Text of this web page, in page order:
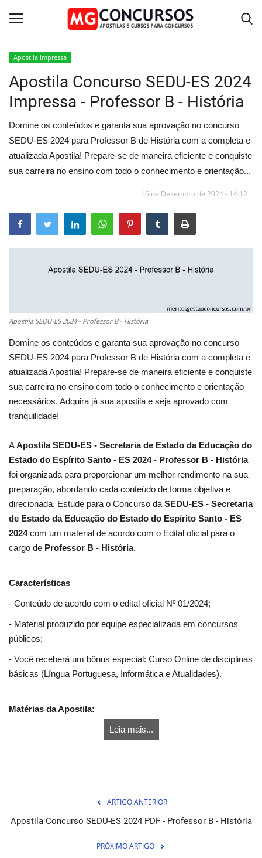
Home
Apostilas PDF
Apostila Impressa
Cursos Online
Apostila Impressa
Apostila Concurso SEDU-ES 2024
Impressa - Professor B - História
Domine os conteúdos e garanta sua aprovação no concurso
SEDU-ES 2024 para Professor B de História com a completa e
atualizada Apostila! Prepare-se de maneira eficiente e conquiste
sua carreira no ensino com todo o conhecimento e orientação...
16 de Dezembro de 2024 - 14:12
Apostila SEDU-ES 2024 - Professor B - História
Domine os conteúdos e garanta sua aprovação no concurso
SEDU-ES 2024 para Professor B de História com a completa e
atualizada Apostila! Prepare-se de maneira eficiente e conquiste
sua carreira no ensino com todo o conhecimento e orientação
necessários. Adquira já sua apostila e seja aprovado com
tranquilidade!
AApostila SEDU-ES - Secretaria de Estado da Educação do
Estado do Espírito Santo - ES 2024 - Professor B - História
foi organizada para proporcionar um melhor rendimento na sua
preparação, abordando cada conteúdo de forma objetiva e
direcionada. Estude para o Concurso da SEDU-ES - Secretaria
de Estado da Educação do Estado do Espírito Santo - ES
2024com um material de acordo com o Edital oficial para o
cargo de Professor B - História.
Características
- Conteúdo de acordo com o edital oficial Nº 01/2024;
- Material produzido por equipe especializada em concursos
públicos;
- Você receberá um bônus especial: Curso Online de disciplinas
básicas (Língua Portuguesa, Informática e Atualidades).
Matérias da Apostila:
Leia mais...
ARTIGO ANTERIOR
Apostila Concurso SEDU-ES 2024 PDF - Professor B - História
PRÓXIMO ARTIGO